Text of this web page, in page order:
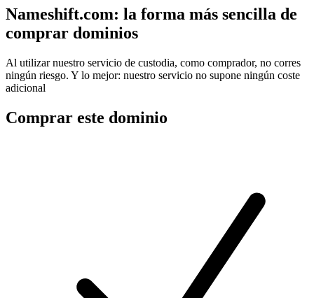
Nameshift.com: la forma más sencilla de
comprar dominios
Al utilizar nuestro servicio de custodia, como comprador, no corres
ningún riesgo. Y lo mejor: nuestro servicio no supone ningún coste
adicional
Comprar este dominio